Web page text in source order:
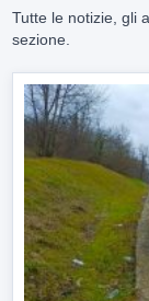
Tutte le notizie, gli
sezione.